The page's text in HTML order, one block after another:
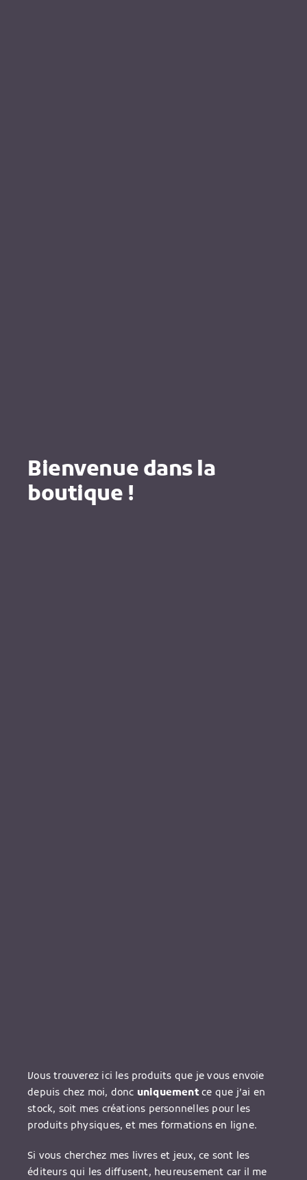
Bienvenue dans la
boutique !
Vous trouverez ici les produits que je vous envoie
depuis chez moi, donc uniquementce que j’ai en
stock, soit mes créations personnelles pour les
produits physiques, et mes formations en ligne.
Si vous cherchez mes livres et jeux, ce sont les
éditeurs qui les diffusent, heureusement car il me